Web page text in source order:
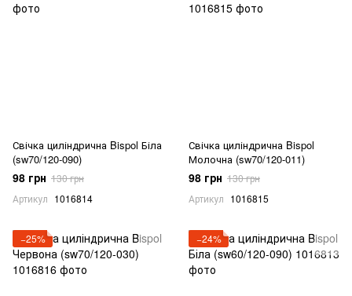
Свічка циліндрична Bispol Біла
(sw70/120-090)
98 грн 130 грн
Артикул 1016814
Свічка циліндрична Bispol
Молочна (sw70/120-011)
98 грн 130 грн
Артикул 1016815
−25% −24%